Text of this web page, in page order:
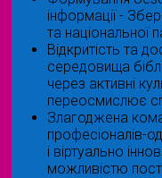
інформації -
та національної
Відкритість та
середовища
через активні
переосмислює
Злагоджена
професіоналів-
і віртуально
можливістю